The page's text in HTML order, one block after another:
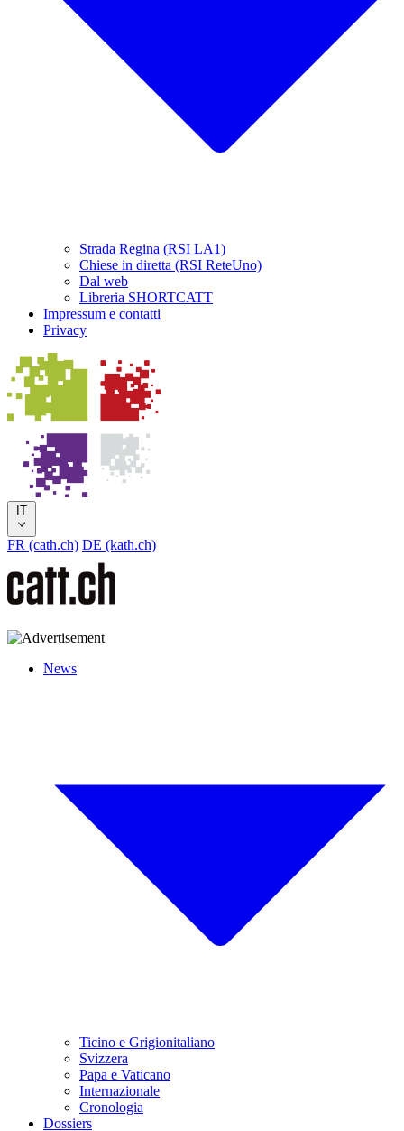
Strada Regina (RSI LA1)
Chiese in diretta (RSI ReteUno)
Dal web
Libreria SHORTCATT
Impressum e contatti
Privacy
IT
FR (cath.ch) DE (kath.ch)
News
Ticino e Grigionitaliano
Svizzera
Papa e Vaticano
Internazionale
Cronologia
Dossiers